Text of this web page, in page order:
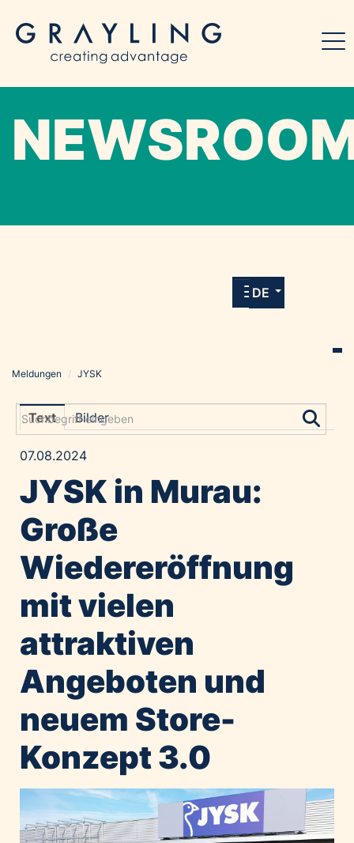
allen Meldungen und Downloads unserer
DE
Grayling Agentur
Alawyer
Amadeus Austrian Music Awards
Bolt
Constantia Flexibles
Costa Kreuzfahrten
Expo 2025 Osaka
GE HealthCare
Home of Work
Huawei Consumer Business Group
IT:U
JYSK
Kroatische Zentrale für Tourismus
Meldungen / JYSK
Text Bilder
07.08.2024
JYSK in Murau:
Große
Wiedereröffnung
mit vielen
attraktiven
Angeboten und
neuem Store-
Konzept 3.0